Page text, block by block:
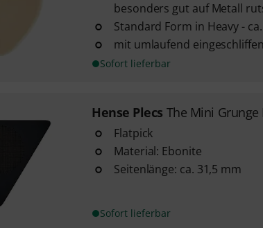
besonders gut auf Metall
Standard Form in Heavy -
mit umlaufend
Sofort lieferbar
Hense Plecs The Mini Grunge
Flatpick
Material: Ebonite
Seitenlänge: ca. 31,5 mm
Sofort lieferbar